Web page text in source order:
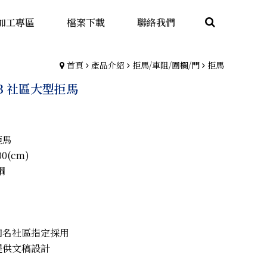
工專區 檔案下載 聯絡我們
首頁 產品介紹 拒馬/車阻/圍欄/門 拒馬
社區大型拒馬
社區指定採用
文稿設計